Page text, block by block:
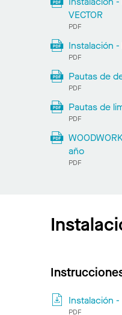
VECTOR
PDF
Instalación -
PDF
Pautas de
PDF
Pautas de
PDF
año
PDF
Instalación -
PDF